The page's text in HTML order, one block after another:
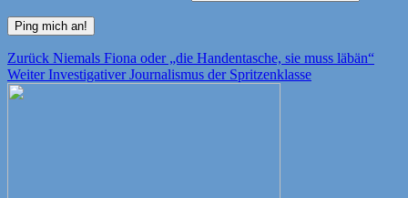
Beitragsnavigation
Zurück Vorheriger
Beitrag:
Niemals Fiona oder „die Handentasche, sie muss läbän“
Weiter Nächster
Investigativer Journalismus der Spritzenklasse